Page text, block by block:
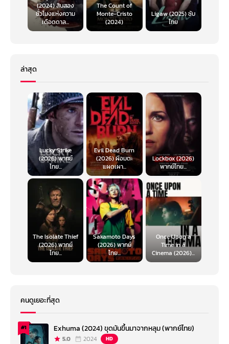
(2024) สิบสอง
ชั่วโมงแห่งความ
เดือดดาล...
The Count of
Monte-Cristo
(2024)
Ligaw (2025) ซับ
ไทย
ล่าสุด
Lucky Strike
(2026) พากย์
ไทย...
Evil Dead Burn
(2026) ผีอมตะ
แผดเผา...
Lockbox (2026)
พากย์ไทย...
The Isolate Thief
(2026) พากย์
ไทย...
Sakamoto Days
(2026) พากย์
ไทย...
Once Upon a
Time in a
Cinema (2026)...
คนดูเยอะที่สุด
#1 Exhuma (2024) ขุดมันขึ้นมาจากหลุม (พากย์ไทย)
5.0 2024 HD